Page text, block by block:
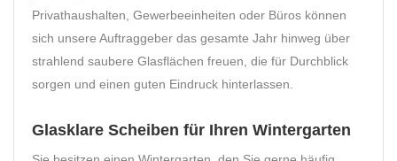
Privathaushalten, Gewerbeeinheiten oder Büros können
sich unsere Auftraggeber das gesamte Jahr hinweg über
strahlend saubere Glasflächen freuen, die für Durchblick
sorgen und einen guten Eindruck hinterlassen.
Glasklare Scheiben für Ihren Wintergarten